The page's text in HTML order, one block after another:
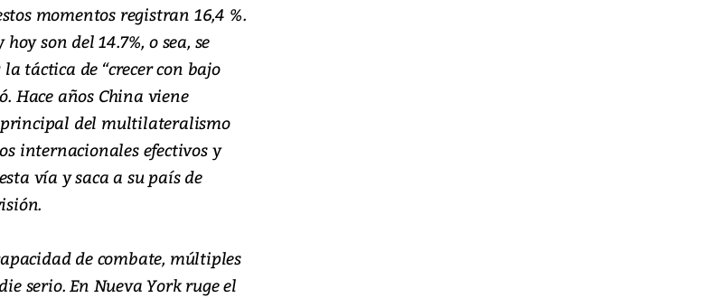
momentos registran 16,4 %.
son del 14.7%, o sea, se
táctica de “crecer con bajo
Hace años China viene
principal del multilateralismo
internacionales efectivos y
vía y saca a su país de
de combate, múltiples
serio. En Nueva York ruge el